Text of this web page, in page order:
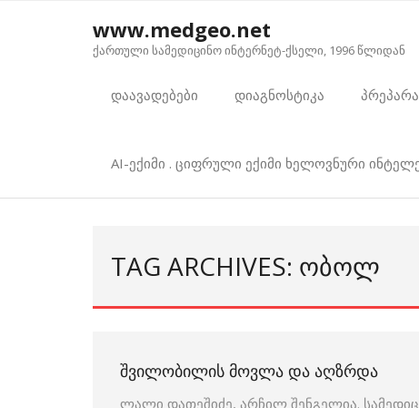
www.medgeo.net
ქართული სამედიცინო ინტერნეტ-ქსელი, 1996 წლიდან
დაავადებები დიაგნოსტიკა
AI-ექიმი . ციფრული ექიმი ხელოვნური
TAG ARCHIVES: ᲝᲑᲝᲚ
ᲨᲕᲘᲚᲝᲑᲘᲚᲘᲡ ᲛᲝᲕᲚᲐ ᲓᲐ ᲐᲦᲖᲠᲓᲐ
ლალი დათეშიძე, არჩილ შენგელია.